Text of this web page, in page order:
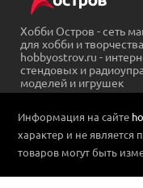
Хобби Остров - сеть
для хобби и творчества
hobbyostrov.ru -
стендовых и
моделей и игрушек
Информация на сайте
характер и не
товаров могут быть